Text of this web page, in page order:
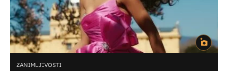
ZANIMLJIVOSTI